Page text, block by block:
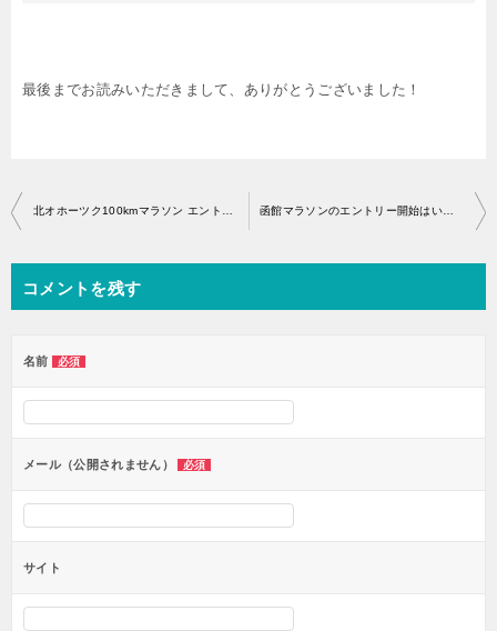
最後までお読みいただきまして、ありがとうございました！
投
稿
ナ
ビ
シ
ョ
ン
コメントを残す
名前 必須
メール（公開されません） 必須
サイト